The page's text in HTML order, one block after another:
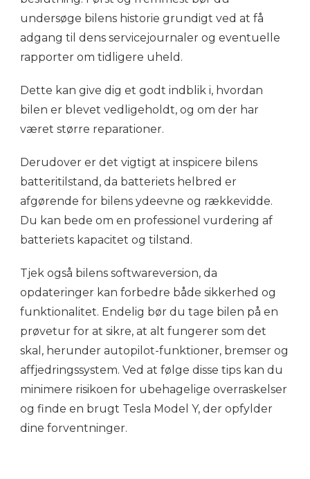
undersøge bilens historie grundigt ved at få
adgang til dens servicejournaler og eventuelle
rapporter om tidligere uheld.
Dette kan give dig et godt indblik i, hvordan
bilen er blevet vedligeholdt, og om der har
været større reparationer.
Derudover er det vigtigt at inspicere bilens
batteritilstand, da batteriets helbred er
afgørende for bilens ydeevne og rækkevidde.
Du kan bede om en professionel vurdering af
batteriets kapacitet og tilstand.
Tjek også bilens softwareversion, da
opdateringer kan forbedre både sikkerhed og
funktionalitet. Endelig bør du tage bilen på en
prøvetur for at sikre, at alt fungerer som det
skal, herunder autopilot-funktioner, bremser og
affjedringssystem. Ved at følge disse tips kan du
minimere risikoen for ubehagelige overraskelser
og finde en brugt Tesla Model Y, der opfylder
dine forventninger.